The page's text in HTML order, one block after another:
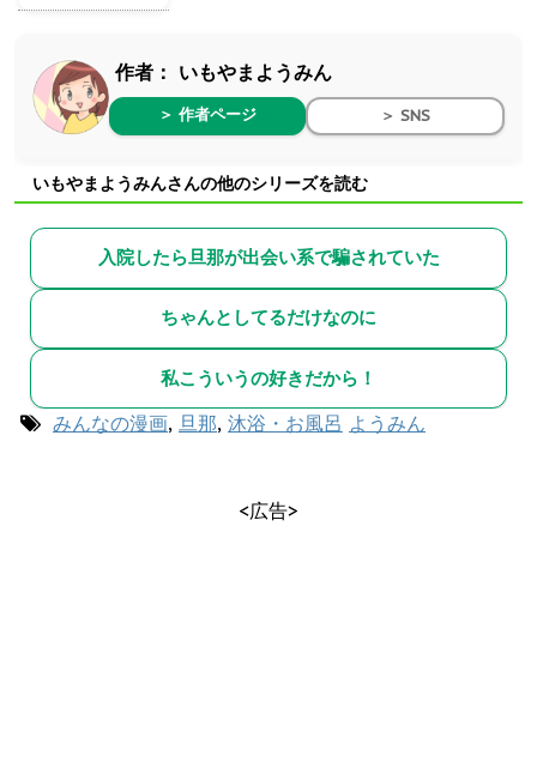
作者： いもやまようみん
＞ 作者ページ ＞ SNS
いもやまようみんさんの他のシリーズを読む
入院したら旦那が出会い系で騙されていた
ちゃんとしてるだけなのに
私こういうの好きだから！
みんなの漫画, 旦那, 沐浴・お風呂 ようみん
<広告>